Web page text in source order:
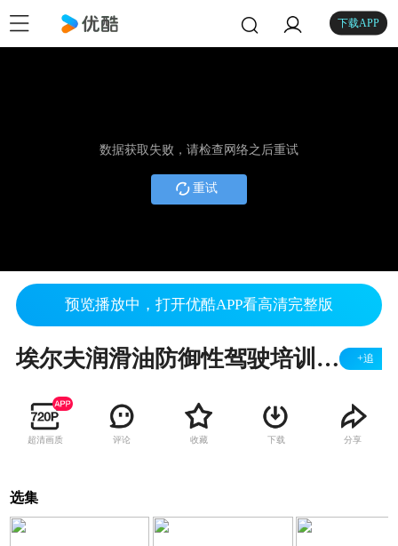
下载APP
数据获取失败，请检查网络之后重试
重试
预览播放中，打开优酷APP看高清完整版
埃尔夫润滑油防御性驾驶培训2014 by 安路 +追
超清画质 评论 收藏 下载 分享
选集